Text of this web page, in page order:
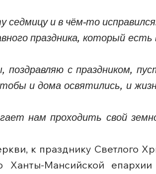
и в чём-то
праздника, который
с праздником,
и дома освятились, и
нам проходить свой
к празднику Светлого
Мансийской